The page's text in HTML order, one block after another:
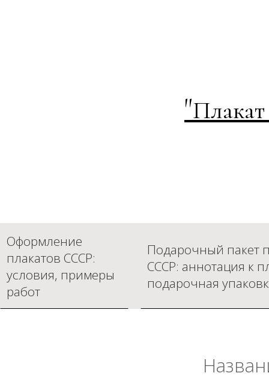
"
Оформление
плакатов СССР:
условия, примеры
работ
Подарочный пакет
СССР: аннотация к
подарочная